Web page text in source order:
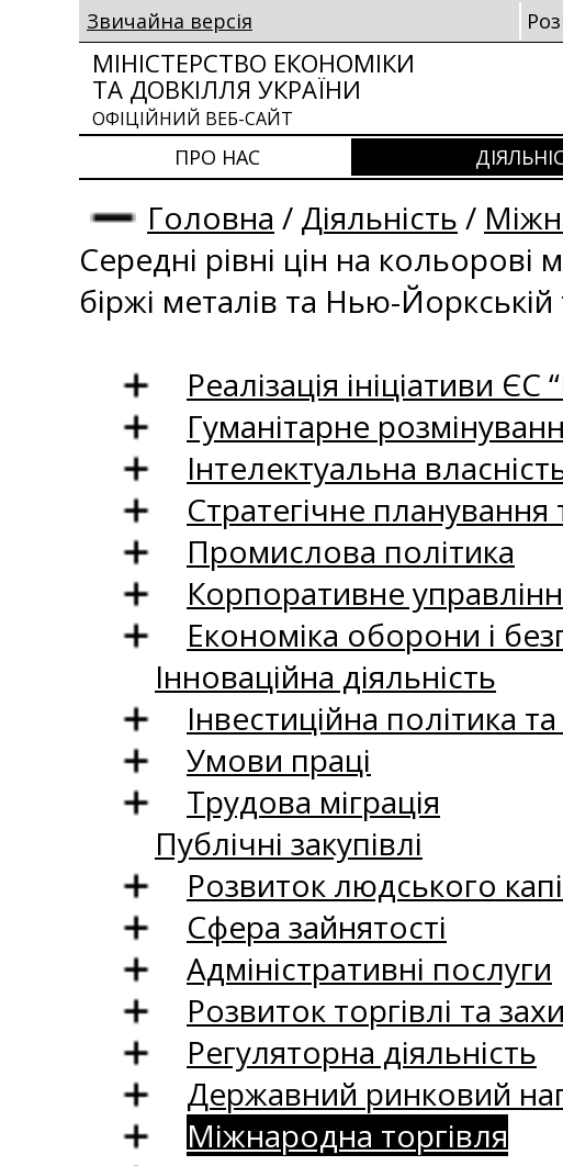
Звичайна версія
МІНІСТЕРСТВО ЕКОНОМІКИ
ТА ДОВКІЛЛЯ УКРАЇНИ
ОФІЦІЙНИЙ ВЕБ-САЙТ
ПРО НАС
Головна / Діяльність /
Середні рівні цін на
біржі металів та Нью-Йоркській
Реалізація ініціативи
Гуманітарне
Інтелектуальна
Стратегічне
Промислова політика
Корпоративне
Економіка оборони і
Інноваційна діяльність
Інвестиційна політика
Умови праці
Трудова міграція
Публічні закупівлі
Розвиток людського
Сфера зайнятості
Адміністративні послуги
Розвиток торгівлі та
Регуляторна діяльність
Державний ринковий
Міжнародна торгівля